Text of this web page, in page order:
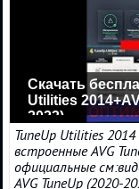
Скачать
Utilities
2023)
TuneUp Utilities
встроенные AVG
официальные
AVG TuneUp (2020-